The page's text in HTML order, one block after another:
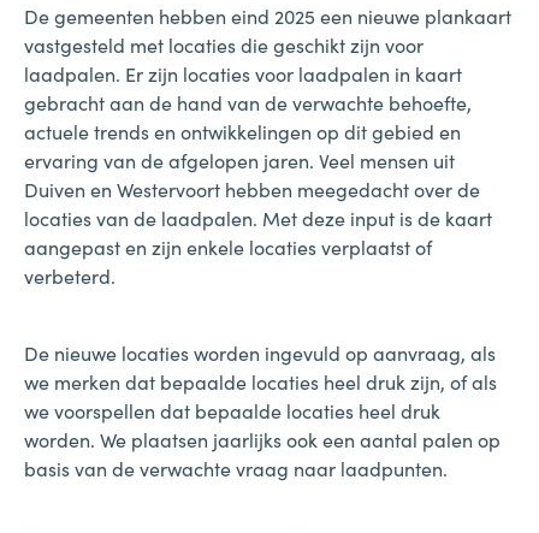
De gemeenten hebben eind 2025 een nieuwe plankaart
vastgesteld met locaties die geschikt zijn voor
laadpalen. Er zijn locaties voor laadpalen in kaart
gebracht aan de hand van de verwachte behoefte,
actuele trends en ontwikkelingen op dit gebied en
ervaring van de afgelopen jaren. Veel mensen uit
Duiven en Westervoort hebben meegedacht over de
locaties van de laadpalen. Met deze input is de kaart
aangepast en zijn enkele locaties verplaatst of
verbeterd.
De nieuwe locaties worden ingevuld op aanvraag, als
we merken dat bepaalde locaties heel druk zijn, of als
we voorspellen dat bepaalde locaties heel druk
worden. We plaatsen jaarlijks ook een aantal palen op
basis van de verwachte vraag naar laadpunten.